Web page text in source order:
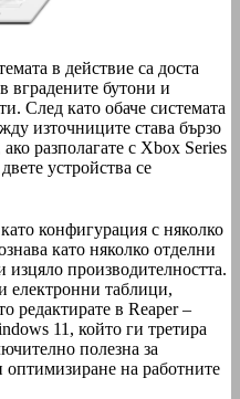
в действие са доста
вградените бутони и
След като обаче системата
източниците става бързо
разполагате с Xbox Series
устройства се
конфигурация с няколко
като няколко отделни
производителността.
електронни таблици,
редактирате в Reaper –
11, който ги третира
полезна за
оптимизиране на работните